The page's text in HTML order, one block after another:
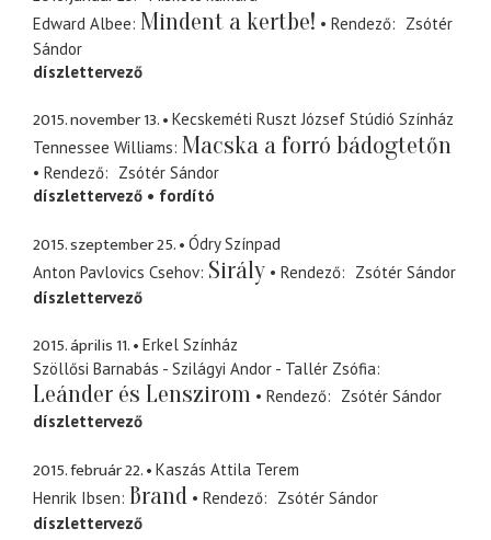
Edward Albee Mindent a kertbe! Rendező
Zsótér
Sándor
díszlettervező
2015. november 13.
Kecskeméti Ruszt József Stúdió Színház
Tennessee Williams Macska a forró bádogtetőn
Rendező
Zsótér Sándor
díszlettervező
fordító
2015. szeptember 25.
Ódry Színpad
Anton Pavlovics Csehov Sirály Rendező
Zsótér Sándor
díszlettervező
2015. április 11.
Erkel Színház
Szöllősi Barnabás - Szilágyi Andor - Tallér Zsófia
Leánder és Lenszirom Rendező
Zsótér Sándor
díszlettervező
2015. február 22.
Kaszás Attila Terem
Henrik Ibsen Brand Rendező
Zsótér Sándor
díszlettervező